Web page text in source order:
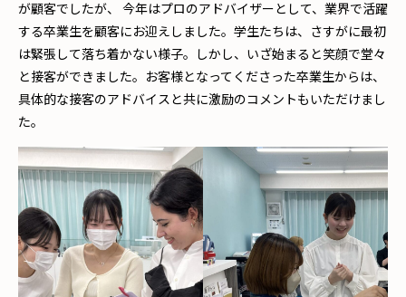
が顧客でしたが、 今年はプロのアドバイザーとして、業界で活躍
する卒業生を顧客にお迎えしました。学生たちは、さすがに最初
は緊張して落ち着かない様子。しかし、いざ始まると笑顔で堂々
と接客ができました。お客様となってくださった卒業生からは、
具体的な接客のアドバイスと共に激励のコメントもいただけまし
た。